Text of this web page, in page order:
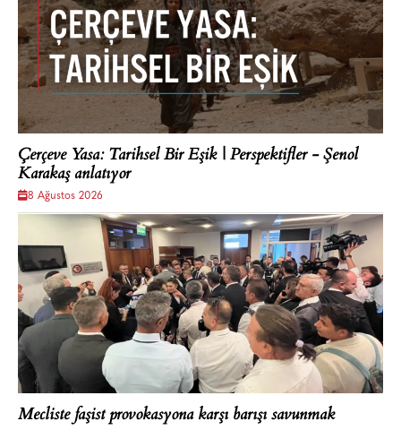
Çerçeve Yasa: Tarihsel Bir Eşik | Perspektifler - Şenol
Karakaş anlatıyor
8 Ağustos 2026
Mecliste faşist provokasyona karşı barışı savunmak